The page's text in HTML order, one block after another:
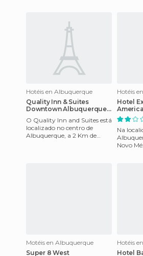
Hotéis en Albuquerque
Quality Inn & Suites
Downtown Albuquerque
O Quality Inn and Suites está
localizado no centro de
Albuquerque, a 2 Km de
Hotéis
Hotel
Rio
Na
Novo
Motéis en Albuquerque
Super 8 West
Hotéis
Hotel